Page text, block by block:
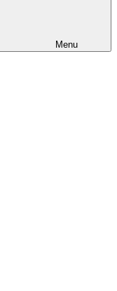
Menu